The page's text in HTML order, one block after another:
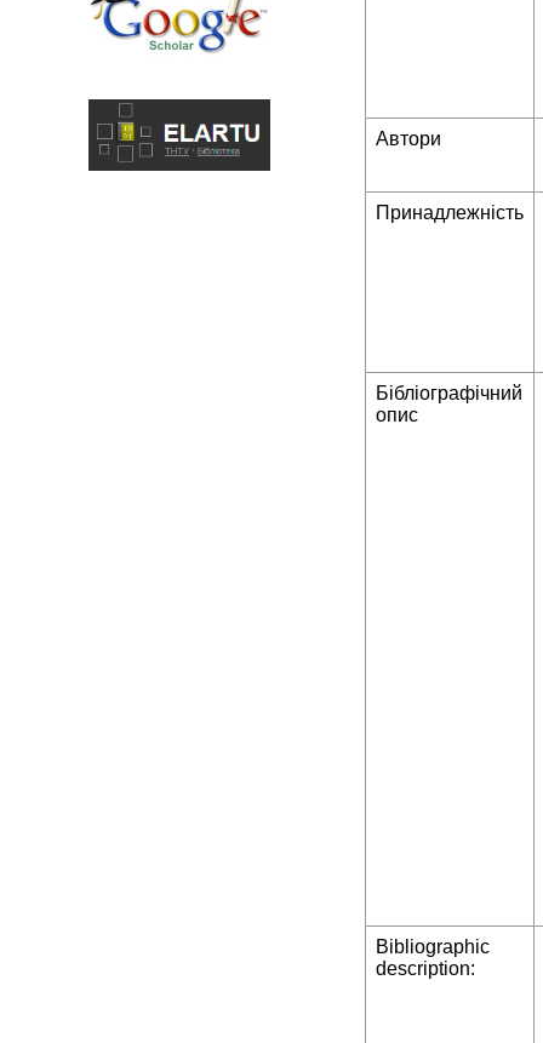
Автори
Принадлежність
Бібліографічний
опис
Bibliographic
description: